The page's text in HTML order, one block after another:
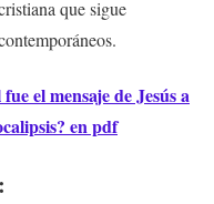
que sigue
el mensaje de Jesús a
en pdf